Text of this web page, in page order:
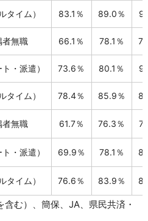
タイム） 83.1％ 89.0％
者無職 66.1％ 78.1％
・派遣） 73.6％ 80.1％
タイム） 78.4％ 85.9％
者無職 61.7％ 76.3％
・派遣） 69.9％ 78.1％
タイム） 76.6％ 83.9％
む）、簡保、JA、県民共済・